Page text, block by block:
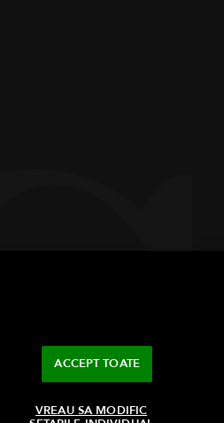
ACCEPT TOATE
VREAU SA MODIFIC